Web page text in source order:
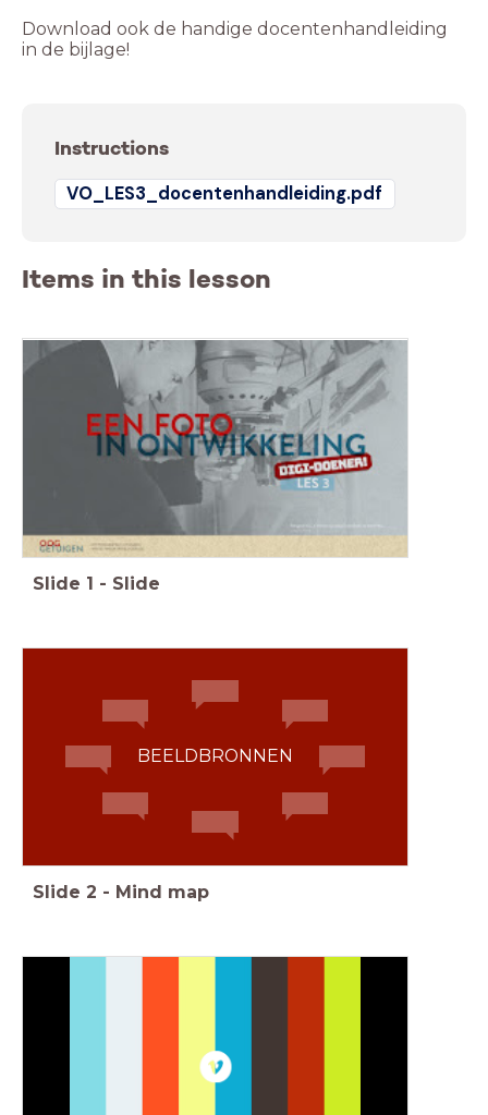
Download ook de handige docentenhandleiding
in de bijlage!
Instructions
VO_LES3_docentenhandleiding.pdf
Items in this lesson
Slide 1 - Slide
BEELDBRONNEN
Slide 2 - Mind map